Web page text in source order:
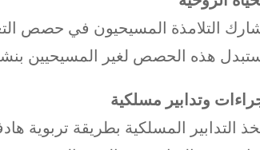
التلامذة المسيحيون في حصص
هذه الحصص لغير المسيحيين
وتدابير مسلكية
التدابير المسلكية بطريقة تربوية